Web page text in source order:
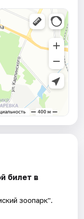
билет в
зоопарк".